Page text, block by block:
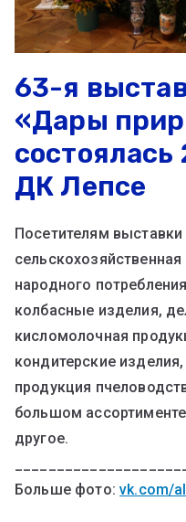
63-я
«Дары
состоялась
ДК Лепсе
Посетителям
народного
колбасные изделия,
кисломолочная
кондитерские
продукция
большом
другое.
Больше фото:vk.com/